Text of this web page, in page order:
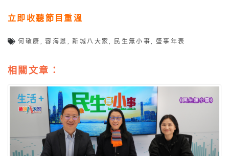
立即收聽節目重溫
何敬康 ,容海恩 ,新城八大家, 民生無小事,盛事年表
相關文章：